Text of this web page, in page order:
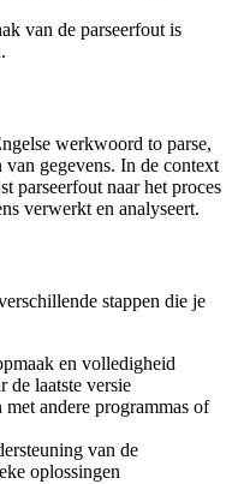
van de parseerfout is
werkwoord to parse,
gegevens. In de context
parseerfout naar het proces
verwerkt en analyseert.
stappen die je
en volledigheid
de laatste versie
andere programmas of
van de
oplossingen